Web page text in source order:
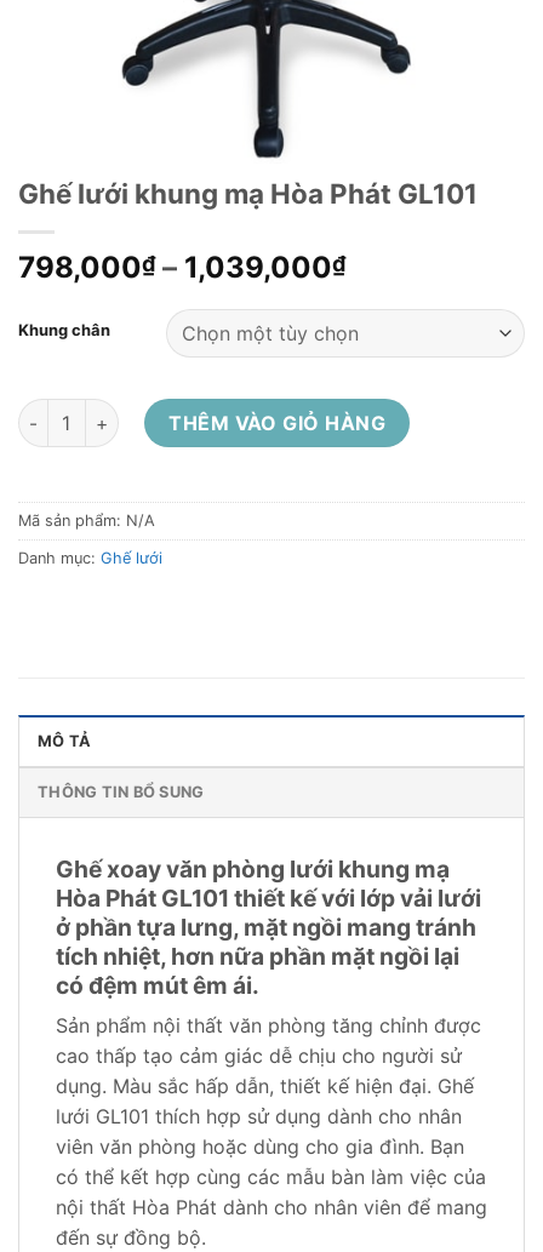
Ghế lưới khung mạ Hòa Phát GL101
798,000₫– 1,039,000₫
Khung chân
Ghế lưới khung mạ Hòa Phát GL101 số lượng
THÊM VÀO GIỎ HÀNG
Mã sản phẩm: N/A
Danh mục: Ghế lưới
MÔ TẢ
THÔNG TIN BỔ SUNG
Ghế xoay văn phòng lưới khung mạ
Hòa Phát GL101 thiết kế với lớp vải lưới
ở phần tựa lưng, mặt ngồi mang tránh
tích nhiệt, hơn nữa phần mặt ngồi lại
có đệm mút êm ái.
Sản phẩm nội thất văn phòng tăng chỉnh được
cao thấp tạo cảm giác dễ chịu cho người sử
dụng. Màu sắc hấp dẫn, thiết kế hiện đại. Ghế
lưới GL101 thích hợp sử dụng dành cho nhân
viên văn phòng hoặc dùng cho gia đình. Bạn
có thể kết hợp cùng các mẫu bàn làm việc của
nội thất Hòa Phát dành cho nhân viên để mang
đến sự đồng bộ.